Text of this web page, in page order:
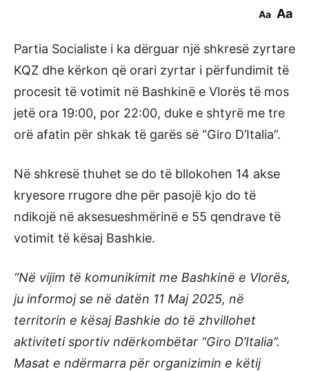
Aa Aa
Partia Socialiste i ka dërguar një shkresë zyrtare
KQZ dhe kërkon që orari zyrtar i përfundimit të
procesit të votimit në Bashkinë e Vlorës të mos
jetë ora 19:00, por 22:00, duke e shtyrë me tre
orë afatin për shkak të garës së “Giro D’Italia”.
Në shkresë thuhet se do të bllokohen 14 akse
kryesore rrugore dhe për pasojë kjo do të
ndikojë në aksesueshmërinë e 55 qendrave të
votimit të kësaj Bashkie.
“Në vijim të komunikimit me Bashkinë e Vlorës,
ju informoj se në datën 11 Maj 2025, në
territorin e kësaj Bashkie do të zhvillohet
aktiviteti sportiv ndërkombëtar “Giro D’Italia”.
Masat e ndërmarra për organizimin e këtij